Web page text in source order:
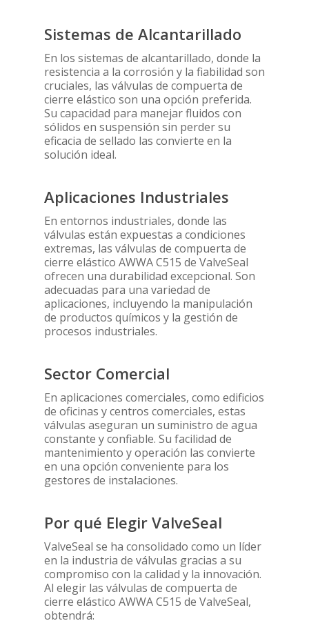
Sistemas de Alcantarillado
En los sistemas de alcantarillado, donde la
resistencia a la corrosión y la fiabilidad son
cruciales, las válvulas de compuerta de
cierre elástico son una opción preferida.
Su capacidad para manejar fluidos con
sólidos en suspensión sin perder su
eficacia de sellado las convierte en la
solución ideal.
Aplicaciones Industriales
En entornos industriales, donde las
válvulas están expuestas a condiciones
extremas, las válvulas de compuerta de
cierre elástico AWWA C515 de ValveSeal
ofrecen una durabilidad excepcional. Son
adecuadas para una variedad de
aplicaciones, incluyendo la manipulación
de productos químicos y la gestión de
procesos industriales.
Sector Comercial
En aplicaciones comerciales, como edificios
de oficinas y centros comerciales, estas
válvulas aseguran un suministro de agua
constante y confiable. Su facilidad de
mantenimiento y operación las convierte
en una opción conveniente para los
gestores de instalaciones.
Por qué Elegir ValveSeal
ValveSeal se ha consolidado como un líder
en la industria de válvulas gracias a su
compromiso con la calidad y la innovación.
Al elegir las válvulas de compuerta de
cierre elástico AWWA C515 de ValveSeal,
obtendrá:
Productos
Válvulas Tecflow –
Válvulas de
Válvulas de Bola
Válvulas de
válvulas de
tienen por objetivo
por completo el
fluido en
Válvulas Automáticas
Electro Válvulas
Válvula de Bola
Válvula de Bola
Válvula de
Eléctrica
Juntas
Juntas de Cauchos
Rubber
Juntas de Fibras
Comprimidas V-Seal
Instrumentación
Manómetros
Termómetros
Válvulas Vasa
Bloger
Contacto